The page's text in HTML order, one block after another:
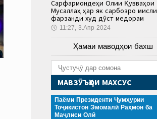
Сарфармондеҳи Олии Қувваҳои
Мусаллаҳ ҳар як сарбозро мисли
фарзанди худ дӯст медорам
🕔 11:27, 3.Апр 2024
Ҳамаи маводҳои бахш
МАВЗӮЪҲОИ МАХСУС
Паёми Президенти Ҷумҳурии
Тоҷикистон Эмомалӣ Раҳмон ба
Маҷлиси Олӣ